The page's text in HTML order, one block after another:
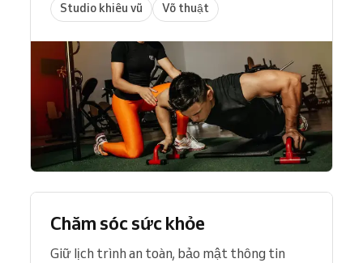
Studio khiêu vũ
Võ thuật
Chăm sóc sức khỏe
Giữ lịch trình an toàn, bảo mật thông tin